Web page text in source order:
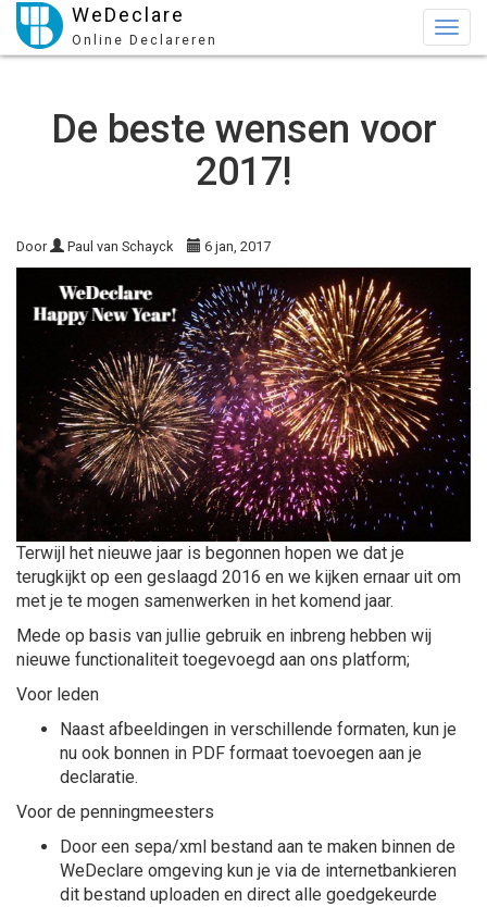
WeDeclare
Online Declareren
De beste wensen voor
2017!
Door Paul van Schayck 6 jan, 2017
Terwijl het nieuwe jaar is begonnen hopen we dat je
terugkijkt op een geslaagd 2016 en we kijken ernaar uit om
met je te mogen samenwerken in het komend jaar.
Mede op basis van jullie gebruik en inbreng hebben wij
nieuwe functionaliteit toegevoegd aan ons platform;
Voor leden
Naast afbeeldingen in verschillende formaten, kun je
nu ook bonnen in PDF formaat toevoegen aan je
declaratie.
Voor de penningmeesters
Door een sepa/xml bestand aan te maken binnen de
WeDeclare omgeving kun je via de internetbankieren
dit bestand uploaden en direct alle goedgekeurde